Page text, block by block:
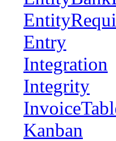
Entry
Integration
Integrity
Kanban